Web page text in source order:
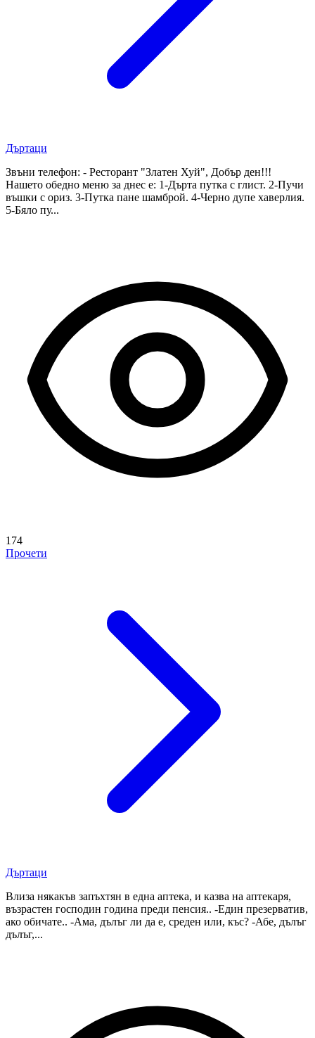
Дъртаци
Звъни телефон: - Ресторант "Златен Хуй", Добър ден!!!
Нашето обедно меню за днес е: 1-Дърта путка с глист. 2-Пучи
въшки с ориз. 3-Путка пане шамброй. 4-Черно дупе хаверлия.
5-Бяло пу...
174
Прочети
Дъртаци
Влиза някакъв запъхтян в една аптека, и казва на аптекаря,
възрастен господин година преди пенсия.. -Един презерватив,
ако обичате.. -Ама, дълъг ли да е, среден или, къс? -Абе, дълъг
дълъг,...